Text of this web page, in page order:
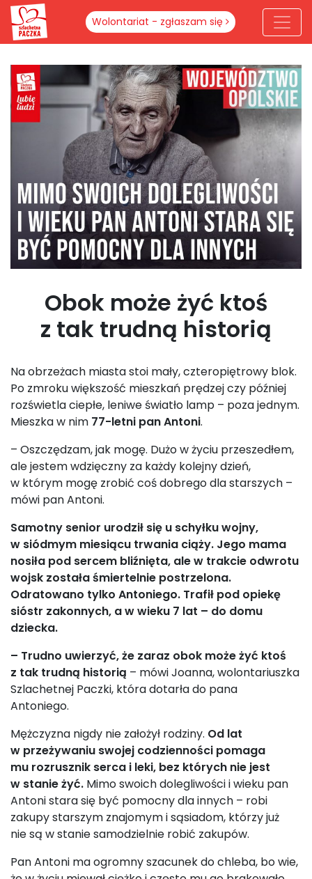
Wolontariat - zgłaszam się
Obok może żyć ktoś
z tak trudną historią
Na obrzeżach miasta stoi mały, czteropiętrowy blok.
Po zmroku większość mieszkań prędzej czy później
rozświetla ciepłe, leniwe światło lamp – poza jednym.
Mieszka w nim 77-letni pan Antoni.
– Oszczędzam, jak mogę. Dużo w życiu przeszedłem,
ale jestem wdzięczny za każdy kolejny dzień,
w którym mogę zrobić coś dobrego dla starszych –
mówi pan Antoni.
Samotny senior urodził się u schyłku wojny,
w siódmym miesiącu trwania ciąży. Jego mama
nosiła pod sercem bliźnięta, ale w trakcie odwrotu
wojsk została śmiertelnie postrzelona.
Odratowano tylko Antoniego. Trafił pod opiekę
sióstr zakonnych, a w wieku 7 lat – do domu
dziecka.
– Trudno uwierzyć, że zaraz obok może żyć ktoś
z tak trudną historią – mówi Joanna, wolontariuszka
Szlachetnej Paczki, która dotarła do pana
Antoniego.
Mężczyzna nigdy nie założył rodziny. Od lat
w przeżywaniu swojej codzienności pomaga
mu rozrusznik serca i leki, bez których nie jest
w stanie żyć. Mimo swoich dolegliwości i wieku pan
Antoni stara się być pomocny dla innych – robi
zakupy starszym znajomym i sąsiadom, którzy już
nie są w stanie samodzielnie robić zakupów.
Pan Antoni ma ogromny szacunek do chleba, bo wie,